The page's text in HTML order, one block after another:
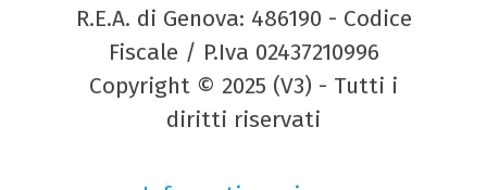
R.E.A. di Genova: 486190 - Codice
Fiscale / P.Iva 02437210996
Copyright © 2025 (V3) - Tutti i
diritti riservati